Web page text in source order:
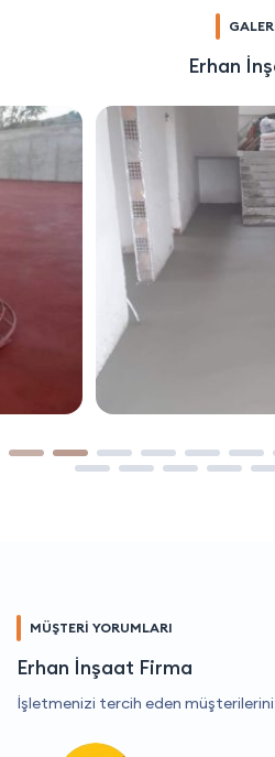
Erhan
MÜŞTERİ YORUMLARI
Erhan İnşaat Firma
İşletmenizi tercih eden